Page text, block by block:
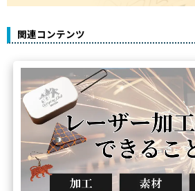
関連コンテンツ